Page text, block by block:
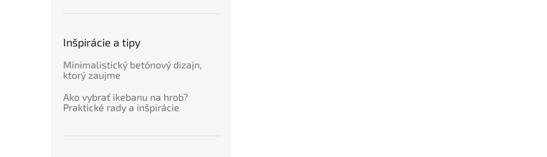
Inšpirácie a tipy
Minimalistický betónový dizajn,
ktorý zaujme
Ako vybrať ikebanu na hrob?
Praktické rady a inšpirácie